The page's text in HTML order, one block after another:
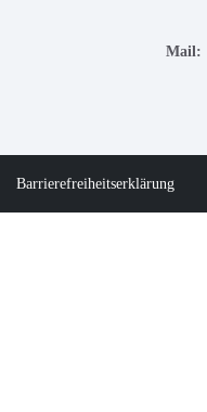
Mail:
Barrierefreiheitserklärung